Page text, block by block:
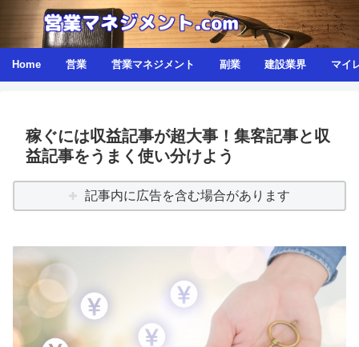
Home 営業 営業マネジメント 副業 建設業界 マイ
稼ぐには収益記事が超大事！集客記事と収
益記事をうまく使い分けよう
記事内に広告を含む場合があります